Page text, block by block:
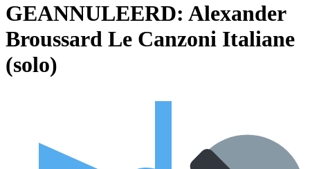
GEANNULEERD: Alexander
Broussard Le Canzoni Italiane
(solo)